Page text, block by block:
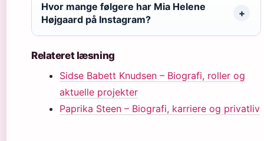
Hvor mange følgere har Mia Helene
Højgaard på Instagram?
Relateret læsning
Sidse Babett Knudsen – Biografi, roller og
aktuelle projekter
Paprika Steen – Biografi, karriere og privatliv